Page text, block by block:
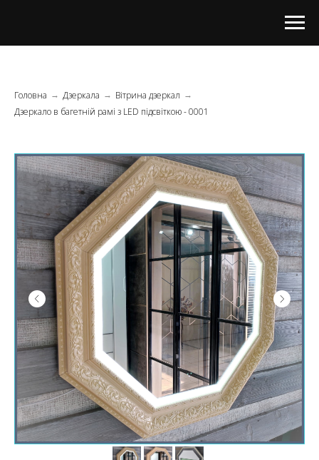
Головна → Дзеркала → Вітрина дзеркал →
Дзеркало в багетній рамі з LED підсвіткою - 0001